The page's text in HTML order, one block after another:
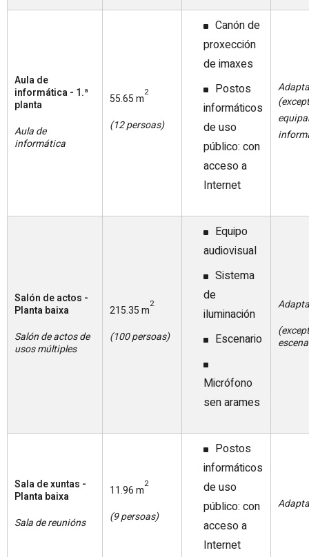
Aula de
informática - 1.ª
planta
Aula de
informática
55.65 m2
(12 persoas)
Canón de
proxección
de imaxes
Postos
informáticos
de uso
público: con
acceso a
Internet
Salón de actos -
Planta baixa
Salón de actos de
usos múltiples
215.35 m2
(100 persoas)
Equipo
audiovisual
Sistema
de
iluminación
Escenario
Micrófono
sen arames
Sala de xuntas -
Planta baixa
Sala de reunións
11.96 m2
(9 persoas)
Postos
informáticos
de uso
público: con
acceso a
Internet